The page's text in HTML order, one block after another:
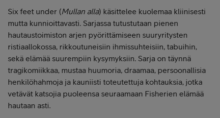
Six feet under (Mullan alla) käsittelee kuolemaa kliinisesti
mutta kunnioittavasti. Sarjassa tutustutaan pienen
hautaustoimiston arjen pyörittämiseen suuryritysten
ristiaallokossa, rikkoutuneisiin ihmissuhteisiin, tabuihin,
sekä elämää suurempiin kysymyksiin. Sarja on täynnä
tragikomiikkaa, mustaa huumoria, draamaa, persoonallisia
henkilöhahmoja ja kauniisti toteutettuja kohtauksia, jotka
vetävät katsojia puoleensa seuraamaan Fisherien elämää
hautaan asti.